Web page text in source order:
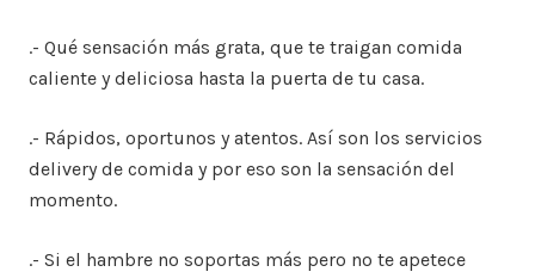
.- Qué sensación más grata, que te traigan comida
caliente y deliciosa hasta la puerta de tu casa.
.- Rápidos, oportunos y atentos. Así son los servicios
delivery de comida y por eso son la sensación del
momento.
.- Si el hambre no soportas más pero no te apetece